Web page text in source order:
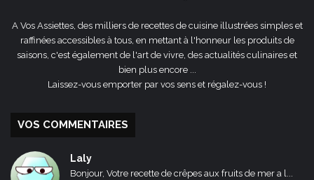
A Vos Assiettes, des milliers de recettes de cuisine illustrées simples et
raffinées accessibles à tous, en mettant à l'honneur les produits de
saisons, c'est également de l'art de vivre, des actualités culinaires et
bien plus encore ...
Laissez-vous emporter par vos sens et régalez-vous !
VOS COMMENTAIRES
Laly
Bonjour, Votre recette de crêpes aux fruits de mer a l...